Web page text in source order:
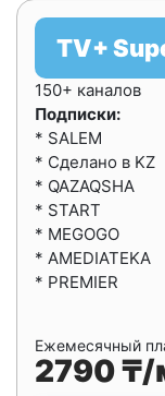
TV+
150+ каналов
Подписки:
* SALEM
* Сделано в KZ
* QAZAQSHA
* START
* MEGOGO
* AMEDIATEKA
* PREMIER
Ежемесячный
2790 ₸/